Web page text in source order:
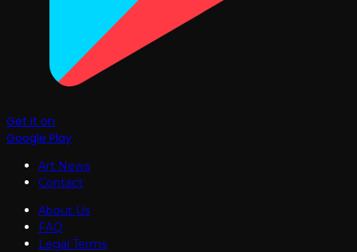
Get it on
Google Play
Art News
Contact
About Us
FAQ
Legal Terms